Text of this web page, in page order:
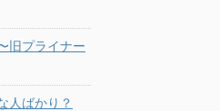
旧プライナー
人ばかり？